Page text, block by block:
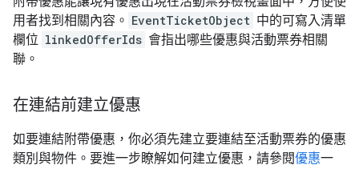
用者找到相關內容。 EventTicketObject 中的可寫入清單
欄位 linkedOfferIds 會指出哪些優惠與活動票券相關
聯。
在連結前建立優惠
如要連結附帶優惠，你必須先建立要連結至活動票券的優惠
類別與物件。要進一步瞭解如何建立優惠，請參閱優惠一